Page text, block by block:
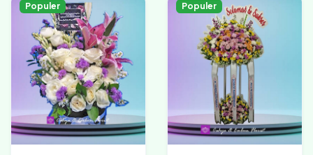
Populer Populer